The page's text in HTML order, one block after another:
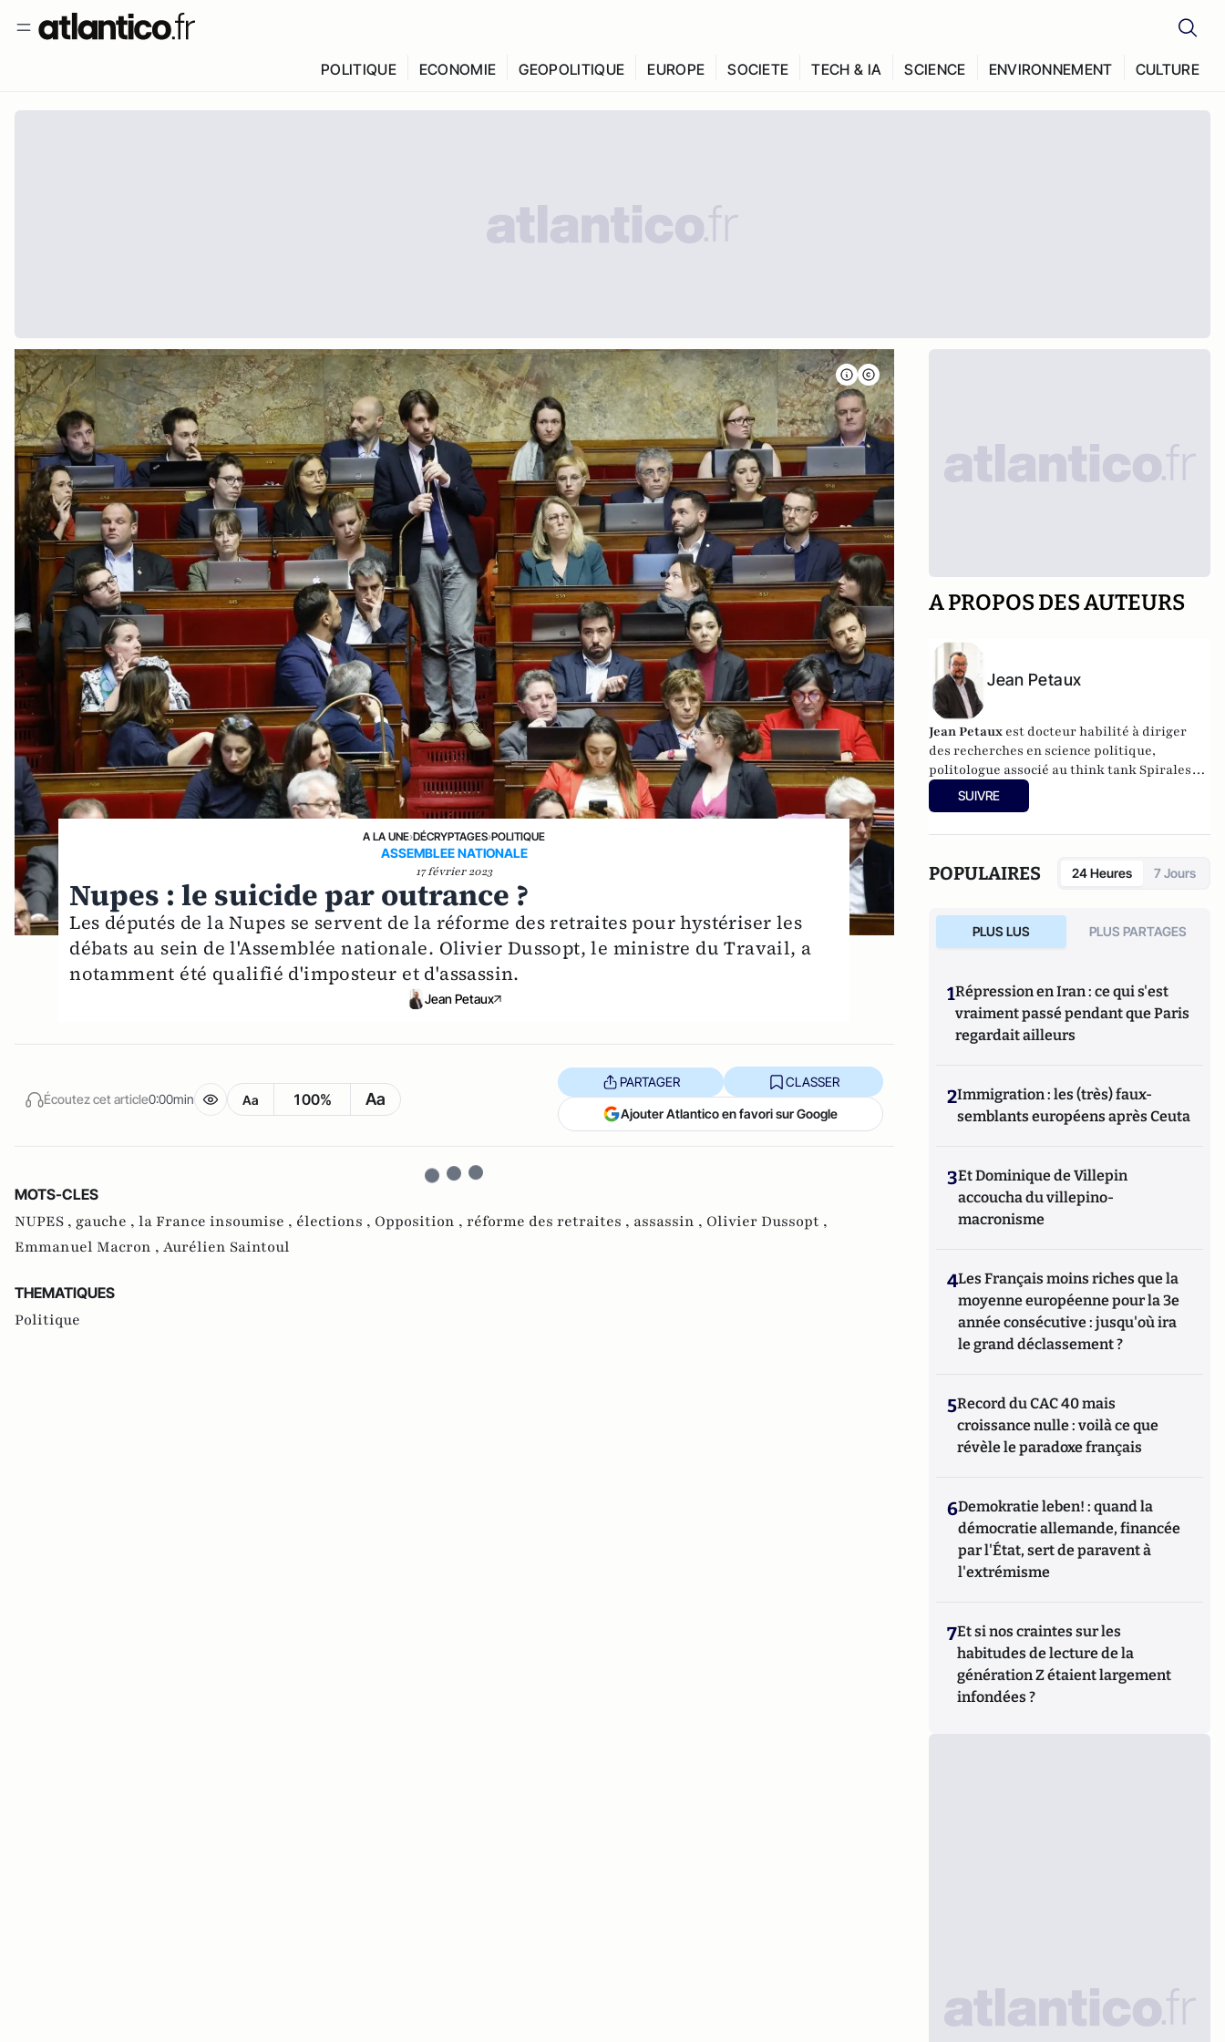
POLITIQUE ECONOMIE GEOPOLITIQUE EUROPE SOCIETE TECH & IA SCIENCE ENVIRONNEMENT CULTURE
A LA UNE›DÉCRYPTAGES›POLITIQUE
ASSEMBLEE NATIONALE
17 février 2023
Nupes : le suicide par outrance ?
Les députés de la Nupes se servent de la réforme des retraites pour hystériser les
débats au sein de l'Assemblée nationale. Olivier Dussopt, le ministre du Travail, a
notamment été qualifié d'imposteur et d'assassin.
Jean Petaux
Écoutez cet article0:00min Aa 100% Aa
PARTAGER CLASSER
Ajouter Atlantico en favori sur Google
MOTS-CLES
NUPES , gauche , la France insoumise , élections , Opposition , réforme des retraites , assassin , Olivier Dussopt ,
Emmanuel Macron , Aurélien Saintoul
THEMATIQUES
Politique
A PROPOS DES AUTEURS
Jean Petaux
Jean Petaux est docteur habilité à diriger
des recherches en science politique,
politologue associé au think tank Spirales
Institut.SUIVRE
POPULAIRES 24 Heures 7 Jours
PLUS LUS PLUS PARTAGES
1Répression en Iran : ce qui s'est
vraiment passé pendant que Paris
regardait ailleurs
2Immigration : les (très) faux-
semblants européens après Ceuta
3Et Dominique de Villepin
accoucha du villepino-
macronisme
4Les Français moins riches que la
moyenne européenne pour la 3e
année consécutive : jusqu'où ira
le grand déclassement ?
5Record du CAC 40 mais
croissance nulle : voilà ce que
révèle le paradoxe français
6Demokratie leben! : quand la
démocratie allemande, financée
par l'État, sert de paravent à
l'extrémisme
7Et si nos craintes sur les
habitudes de lecture de la
génération Z étaient largement
infondées ?